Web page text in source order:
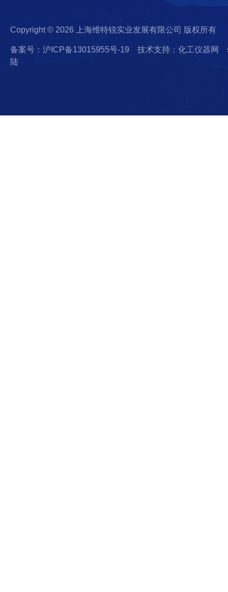
Copyright © 2026 上海维特锐实业发展有限公司 版权所有
备案号：沪ICP备13015955号-19 技术支持：化工仪器网
陆